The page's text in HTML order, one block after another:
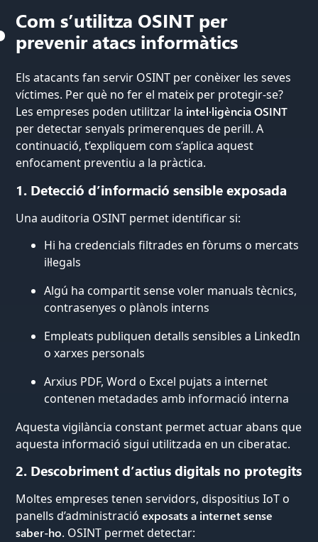
Com s’utilitza OSINT per
prevenir atacs informàtics
Els atacants fan servir OSINT per conèixer les seves
víctimes. Per què no fer el mateix per protegir-se?
Les empreses poden utilitzar la intel·ligència OSINT
per detectar senyals primerenques de perill. A
continuació, t’expliquem com s’aplica aquest
enfocament preventiu a la pràctica.
1. Detecció d’informació sensible exposada
Una auditoria OSINT permet identificar si:
Hi ha credencials filtrades en fòrums o mercats
il·legals
Algú ha compartit sense voler manuals tècnics,
contrasenyes o plànols interns
Empleats publiquen detalls sensibles a LinkedIn
o xarxes personals
Arxius PDF, Word o Excel pujats a internet
contenen metadades amb informació interna
Aquesta vigilància constant permet actuar abans que
aquesta informació sigui utilitzada en un ciberatac.
2. Descobriment d’actius digitals no protegits
Moltes empreses tenen servidors, dispositius IoT o
panells d’administracióexposats a internet sense
saber-ho. OSINT permet detectar: